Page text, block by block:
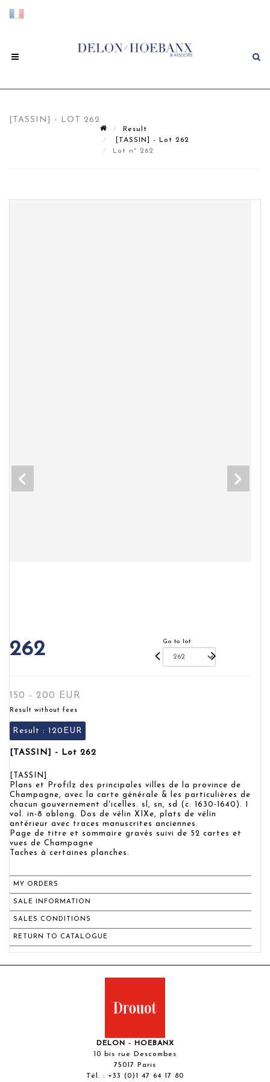
[TASSIN] - LOT 262
Result
[TASSIN] - Lot 262
Lot n° 262
262 Go to lot
150 - 200 EUR
Result without fees
Result : 120EUR
[TASSIN] - Lot 262
[TASSIN]
Plans et Profilz des principales villes de la province de
Champagne, avec la carte générale & les particulières de
chacun gouvernement d'icelles. sl, sn, sd (c. 1630-1640). 1
vol. in-8 oblong. Dos de vélin XIXe, plats de vélin
antérieur avec traces manuscrites anciennes.
Page de titre et sommaire gravés suivi de 52 cartes et
vues de Champagne
Taches à certaines planches.
MY ORDERS
SALE INFORMATION
SALES CONDITIONS
RETURN TO CATALOGUE
DELON - HOEBANX
10 bis rue Descombes
75017 Paris
Tél. : +33 (0)1 47 64 17 80